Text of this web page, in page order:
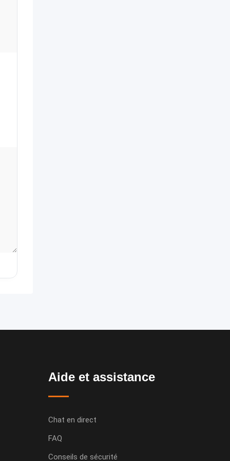
Aide et assistance
Chat en direct
FAQ
Conseils de sécurité